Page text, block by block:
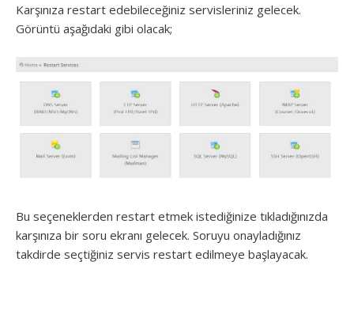
Karşınıza restart edebileceğiniz servisleriniz gelecek.
Görüntü aşağıdaki gibi olacak;
Bu seçeneklerden restart etmek istediğinize tıkladığınızda
karşınıza bir soru ekranı gelecek. Soruyu onayladığınız
takdirde seçtiğiniz servis restart edilmeye başlayacak.